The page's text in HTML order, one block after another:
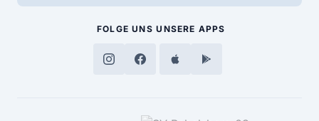
FOLGE UNS UNSERE APPS